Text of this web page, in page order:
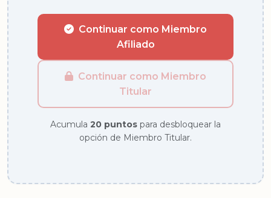
Continuar como Miembro
Afiliado
Continuar como Miembro
Titular
Acumula 20 puntos para desbloquear la
opción de Miembro Titular.